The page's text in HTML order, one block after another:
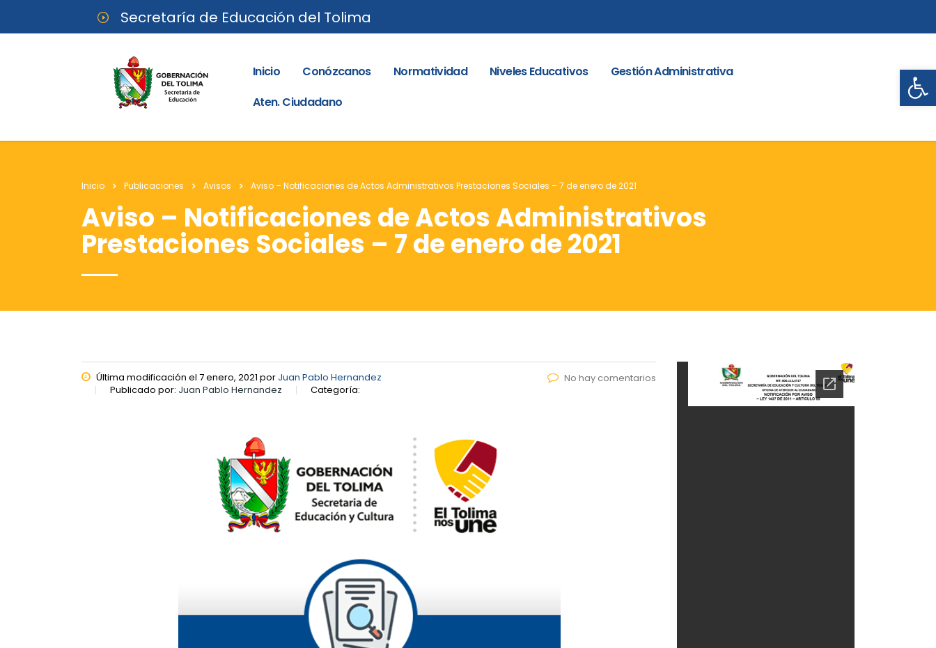
Secretaría de Educación del Tolima
Inicio Conózcanos Normatividad Niveles Educativos
Gestión Administrativa
Aten. Ciudadano
Inicio Publicaciones Avisos Aviso – Notificaciones de Actos Administrativos Prestaciones Sociales – 7 de enero de 2021
Aviso – Notificaciones de Actos Administrativos
Prestaciones Sociales – 7 de enero de 2021
Última modificación el 7 enero, 2021 por Juan Pablo Hernandez
Publicado por: Juan Pablo Hernandez Categoría:
No hay comentarios